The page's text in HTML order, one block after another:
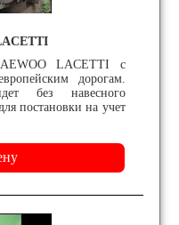
LACETTI с
дорогам.
без навесного
постановки на учет